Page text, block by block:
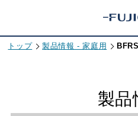
トップ 製品情報 - 家庭用
製品